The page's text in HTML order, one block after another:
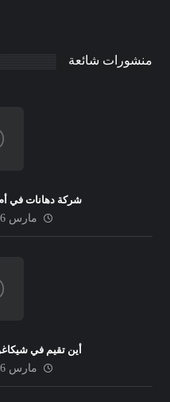
منشورات شائعة
شركة دهانات في أم
مارس 26, 2025
أين تقيم في
مارس 26, 2025